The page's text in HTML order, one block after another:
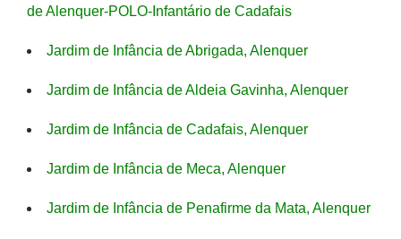
de Alenquer-POLO-Infantário de Cadafais
Jardim de Infância de Abrigada, Alenquer
Jardim de Infância de Aldeia Gavinha, Alenquer
Jardim de Infância de Cadafais, Alenquer
Jardim de Infância de Meca, Alenquer
Jardim de Infância de Penafirme da Mata, Alenquer